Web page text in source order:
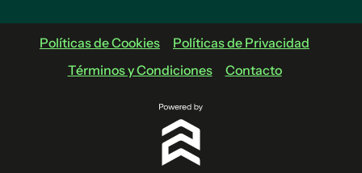
Políticas de Cookies
Políticas de Privacidad
Términos y Condiciones
Contacto